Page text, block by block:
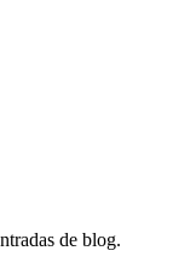
de blog.